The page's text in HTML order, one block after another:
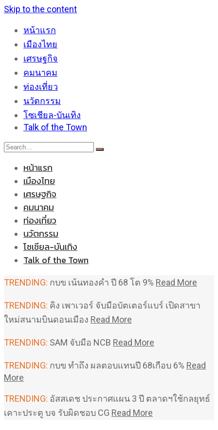
Skip to the content
หน้าแรก
เมืองไทย
เศรษฐกิจ
คมนาคม
ท่องเที่ยว
นวัตกรรม
โซเชียล-บันเทิง
Talk of the Town
หน้าแรก
เมืองไทย
เศรษฐกิจ
คมนาคม
ท่องเที่ยว
นวัตกรรม
โซเชียล-บันเทิง
Talk of the Town
TRENDING: กบข เน้นทองคำ ปี 68 โต 9% Read More
TRENDING: คิง เพาเวอร์ จับมือบัตเตอร์แบร์ เปิดสาขา
ใหม่สนามบินดอนเมือง Read More
TRENDING: SAM จับมือ NCB Read More
TRENDING: กบข ทำถึง ผลตอบแทนปี 68เกือบ 6% Read
More
TRENDING: อัสสเดช ประกาศแผน 3 ปี ตลาดฯใช้กลยุทธ์
เคาะประตู บจ รับผิดชอบ CG Read More